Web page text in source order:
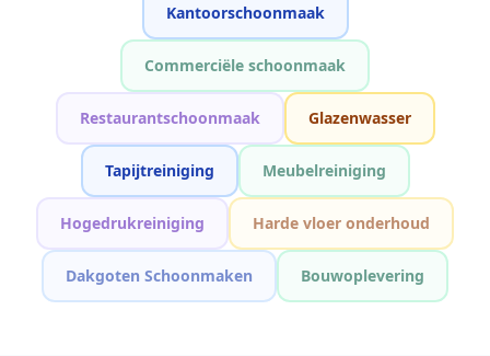
Kantoorschoonmaak
Commerciële schoonmaak
Restaurantschoonmaak Glazenwasser
Tapijtreiniging Meubelreiniging
Hogedrukreiniging Harde vloer onderhoud
Dakgoten Schoonmaken Bouwoplevering